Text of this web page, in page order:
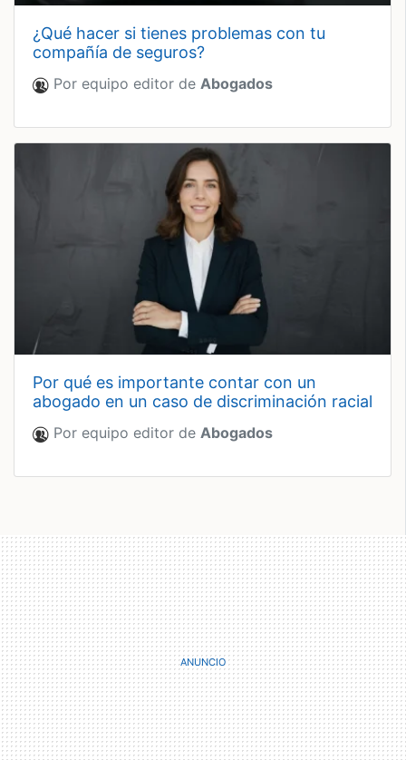
¿qué hacer si tienes problemas con tu
compañía de seguros?
Por equipo editor de Abogados
por qué es importante contar con un
abogado en un caso de discriminación racial
Por equipo editor de Abogados